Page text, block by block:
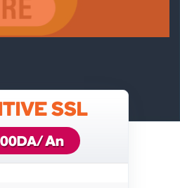
SSL
/ An